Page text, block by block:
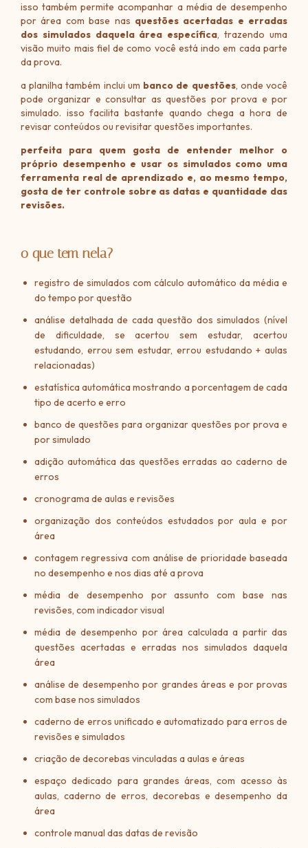
isso também permite acompanhar a média de desempenho
por área com base nas questões acertadas e erradas
dos simulados daquela área específica, trazendo uma
visão muito mais fiel de como você está indo em cada parte
da prova.
a planilha também inclui um banco de questões, onde você
pode organizar e consultar as questões por prova e por
simulado. isso facilita bastante quando chega a hora de
revisar conteúdos ou revisitar questões importantes.
perfeita para quem gosta de entender melhor o
próprio desempenho e usar os simulados como uma
ferramenta real de aprendizado e, ao mesmo tempo,
gosta de ter controle sobre as datas e quantidade das
revisões.
o que tem nela?
registro de simulados com cálculo automático da média e
do tempo por questão
análise detalhada de cada questão dos simulados (nível
de dificuldade, se acertou sem estudar, acertou
estudando, errou sem estudar, errou estudando + aulas
relacionadas)
estatística automática mostrando a porcentagem de cada
tipo de acerto e erro
banco de questões para organizar questões por prova e
por simulado
adição automática das questões erradas ao caderno de
erros
cronograma de aulas e revisões
organização dos conteúdos estudados por aula e por
área
contagem regressiva com análise de prioridade baseada
no desempenho e nos dias até a prova
média de desempenho por assunto com base nas
revisões, com indicador visual
média de desempenho por área calculada a partir das
questões acertadas e erradas nos simulados daquela
área
análise de desempenho por grandes áreas e por provas
com base nos simulados
caderno de erros unificado e automatizado para erros de
revisões e simulados
criação de decorebas vinculadas a aulas e áreas
espaço dedicado para grandes áreas, com acesso às
aulas, caderno de erros, decorebas e desempenho da
área
controle manual das datas de revisão